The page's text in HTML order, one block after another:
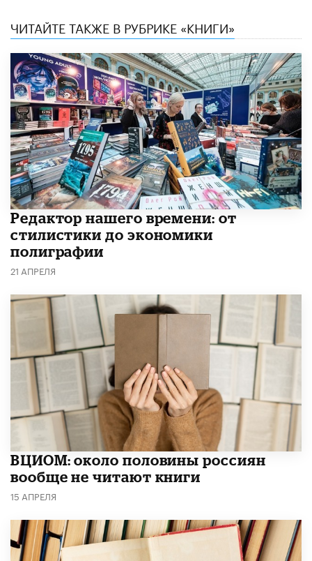
ЧИТАЙТЕ ТАКЖЕ В РУБРИКЕ «КНИГИ»
Редактор нашего времени: от
стилистики до экономики
полиграфии
21 АПРЕЛЯ
ВЦИОМ: около половины россиян
вообще не читают книги
15 АПРЕЛЯ